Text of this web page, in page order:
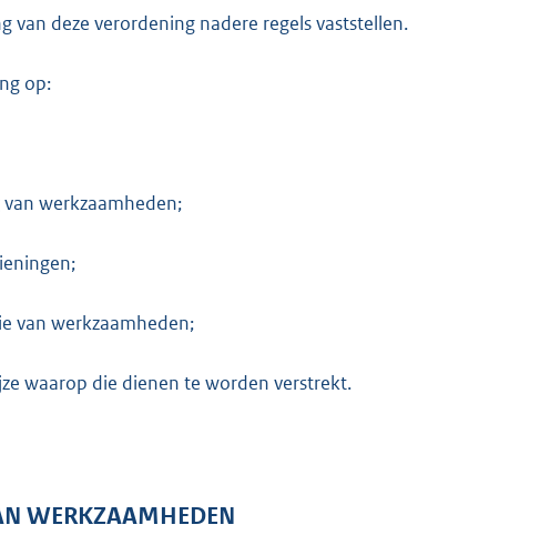
deze verordening nadere regels vaststellen.
op:
werkzaamheden;
van werkzaamheden;
waarop die dienen te worden verstrekt.
WERKZAAMHEDEN